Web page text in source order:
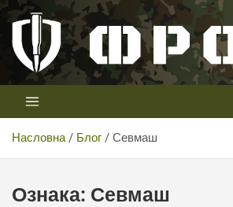
Скип
цонтент
Телевизија ФРОНТ
Први војни канал у Србији
Насловна Блог Севмаш
Ознака: Севмаш